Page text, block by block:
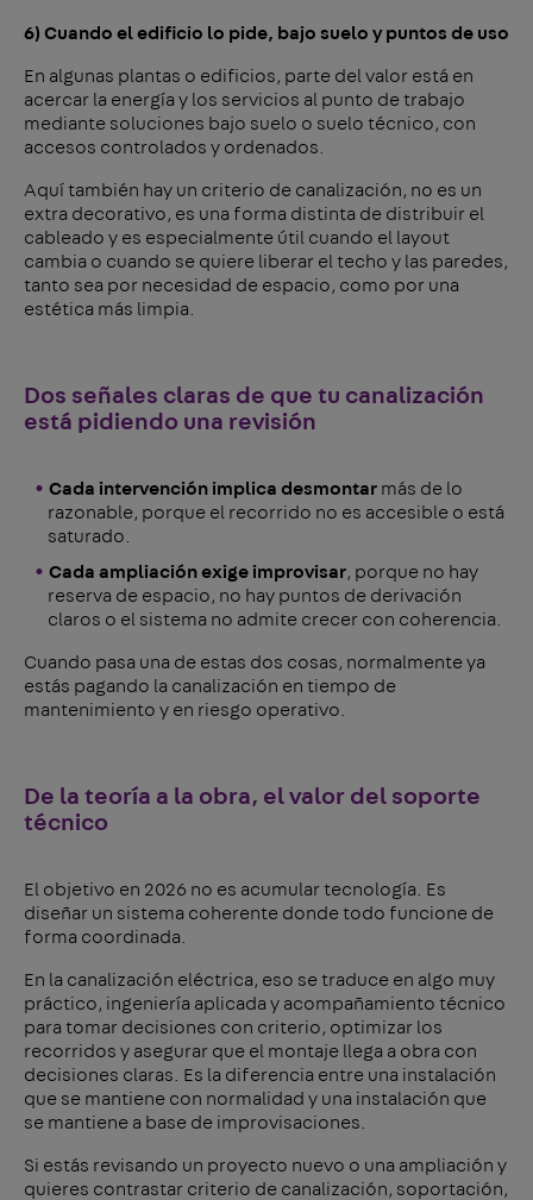
6) Cuando el edificio lo pide, bajo suelo y puntos de uso
En algunas plantas o edificios, parte del valor está en
acercar la energía y los servicios al punto de trabajo
mediante soluciones bajo suelo o suelo técnico, con
accesos controlados y ordenados.
Aquí también hay un criterio de canalización, no es un
extra decorativo, es una forma distinta de distribuir el
cableado y es especialmente útil cuando el layout
cambia o cuando se quiere liberar el techo y las paredes,
tanto sea por necesidad de espacio, como por una
estética más limpia.
Dos señales claras de que tu canalización
está pidiendo una revisión
Cada intervención implica desmontar más de lo
razonable, porque el recorrido no es accesible o está
saturado.
Cada ampliación exige improvisar, porque no hay
reserva de espacio, no hay puntos de derivación
claros o el sistema no admite crecer con coherencia.
Cuando pasa una de estas dos cosas, normalmente ya
estás pagando la canalización en tiempo de
mantenimiento y en riesgo operativo.
De la teoría a la obra, el valor del soporte
técnico
El objetivo en 2026 no es acumular tecnología. Es
diseñar un sistema coherente donde todo funcione de
forma coordinada.
En la canalización eléctrica, eso se traduce en algo muy
práctico, ingeniería aplicada y acompañamiento técnico
para tomar decisiones con criterio, optimizar los
recorridos y asegurar que el montaje llega a obra con
decisiones claras. Es la diferencia entre una instalación
que se mantiene con normalidad y una instalación que
se mantiene a base de improvisaciones.
Si estás revisando un proyecto nuevo o una ampliación y
quieres contrastar criterio de canalización, soportación,